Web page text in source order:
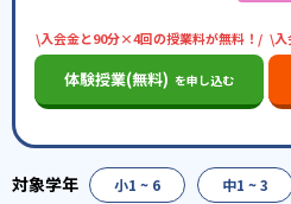
\入会金と90分×4回の授業料が無料！/
体験授業(無料) を申し込む
\入
小1 ~ 6 中1 ~ 3